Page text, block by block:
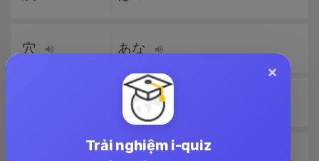
穴 あな
しめる
よけい
×
Trải nghiệm i-quiz